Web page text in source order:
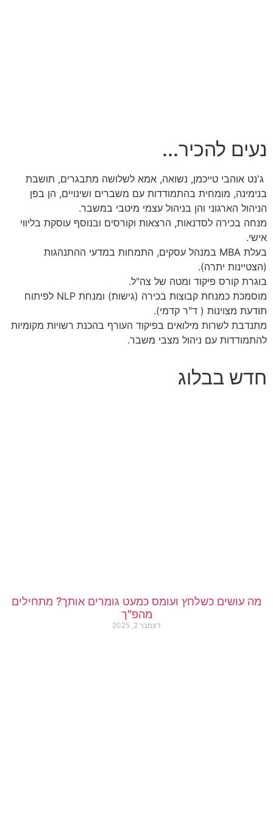
נעים להכיר...
ג'נט אוהבי טייכמן, נשואה, אמא לשלושה מתבגרים, תושבת
בנימינה, מומחית בהתמודדות עם משברים ושינויים, הן בפן
הניהול הארגוני והן בניהול עצמי מיטבי במשבר.
מנחה בכירה לסדנאות, הרצאות וקורסים ובנוסף עוסקת בליווי
אישי.
בעלת MBA במנהל עסקים, התמחות במדעי ההתנהגות
(הצטיינות יתרה).
בוגרת קורס פיקוד ומטה של צה"ל.
מוסמכת כמנחת קבוצות בכירה (גישות) ומנחת NLP לפיתוח
תודעת מצוינות ( ד"ר קדמי).
מתנדבת לשרות מילואים בפיקוד העורף בהכנת רשויות מקומיות
להתמודדות עם ניהול מצבי משבר.
חדש בבלוג
מה עושים כשלחץ ועומס כמעט גומרים אותך? מתחילים
מהפ"ך
דצמבר 2, 2025